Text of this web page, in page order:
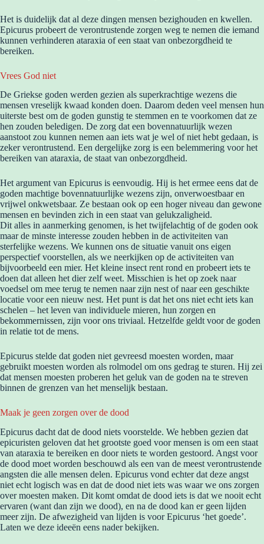
Het is duidelijk dat al deze dingen mensen bezighouden en kwellen.
Epicurus probeert de verontrustende zorgen weg te nemen die iemand
kunnen verhinderen ataraxia of een staat van onbezorgdheid te
bereiken.
Vrees God niet
De Griekse goden werden gezien als superkrachtige wezens die
mensen vreselijk kwaad konden doen. Daarom deden veel mensen hun
uiterste best om de goden gunstig te stemmen en te voorkomen dat ze
hen zouden beledigen. De zorg dat een bovennatuurlijk wezen
aanstoot zou kunnen nemen aan iets wat je wel of niet hebt gedaan, is
zeker verontrustend. Een dergelijke zorg is een belemmering voor het
bereiken van ataraxia, de staat van onbezorgdheid.
Het argument van Epicurus is eenvoudig. Hij is het ermee eens dat de
goden machtige bovennatuurlijke wezens zijn, onverwoestbaar en
vrijwel onkwetsbaar. Ze bestaan ook op een hoger niveau dan gewone
mensen en bevinden zich in een staat van gelukzaligheid.
Dit alles in aanmerking genomen, is het twijfelachtig of de goden ook
maar de minste interesse zouden hebben in de activiteiten van
sterfelijke wezens. We kunnen ons de situatie vanuit ons eigen
perspectief voorstellen, als we neerkijken op de activiteiten van
bijvoorbeeld een mier. Het kleine insect rent rond en probeert iets te
doen dat alleen het dier zelf weet. Misschien is het op zoek naar
voedsel om mee terug te nemen naar zijn nest of naar een geschikte
locatie voor een nieuw nest. Het punt is dat het ons niet echt iets kan
schelen – het leven van individuele mieren, hun zorgen en
bekommernissen, zijn voor ons triviaal. Hetzelfde geldt voor de goden
in relatie tot de mens.
Epicurus stelde dat goden niet gevreesd moesten worden, maar
gebruikt moesten worden als rolmodel om ons gedrag te sturen. Hij zei
dat mensen moesten proberen het geluk van de goden na te streven
binnen de grenzen van het menselijk bestaan.
Maak je geen zorgen over de dood
Epicurus dacht dat de dood niets voorstelde. We hebben gezien dat
epicuristen geloven dat het grootste goed voor mensen is om een staat
van ataraxia te bereiken en door niets te worden gestoord. Angst voor
de dood moet worden beschouwd als een van de meest verontrustende
angsten die alle mensen delen. Epicurus vond echter dat deze angst
niet echt logisch was en dat de dood niet iets was waar we ons zorgen
over moesten maken. Dit komt omdat de dood iets is dat we nooit echt
ervaren (want dan zijn we dood), en na de dood kan er geen lijden
meer zijn. De afwezigheid van lijden is voor Epicurus ‘het goede’.
Laten we deze ideeën eens nader bekijken.